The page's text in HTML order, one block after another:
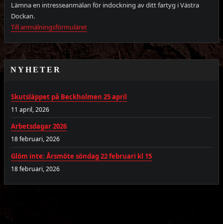
Lämna en intresseanmälan för indockning av ditt fartyg i Västra
Dockan.
Till anmälningsförmuläret
NYHETER
Skutsläppet på Beckholmen 25 april
11 april, 2026
Arbetsdagar 2026
18 februari, 2026
Glöm inte: Årsmöte söndag 22 februari kl 15
18 februari, 2026